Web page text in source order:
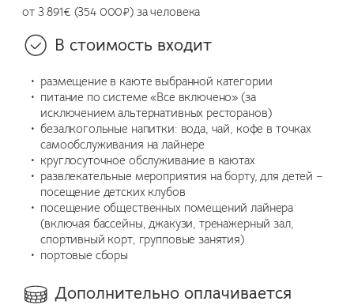
от 3 891€ (354 000₽) за человека
В стоимость входит
размещение в каюте выбранной категории
питание по системе «Все включено» (за
исключением альтернативных ресторанов)
безалкогольные напитки: вода, чай, кофе в точках
самообслуживания на лайнере
круглосуточное обслуживание в каютах
развлекательные мероприятия на борту, для детей –
посещение детских клубов
посещение общественных помещений лайнера
(включая бассейны, джакузи, тренажерный зал,
спортивный корт, групповые занятия)
портовые сборы
Дополнительно оплачивается